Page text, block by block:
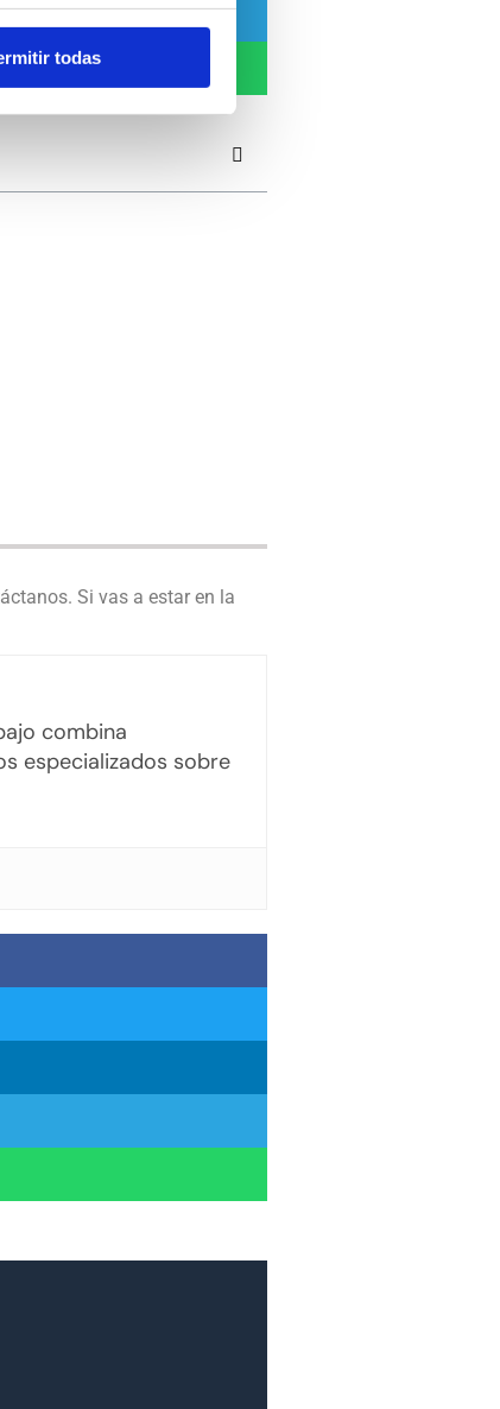
todas
. Si vas a estar en la
combina
especializados sobre